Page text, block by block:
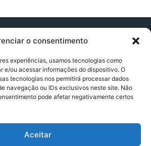
o consentimento
experiências, usamos tecnologias como
e/ou acessar informações do dispositivo. O
tecnologias nos permitirá processar dados
navegação ou IDs exclusivos neste site. Não
pode afetar negativamente certos
Aceitar
contatopapogeek@gmail.com
Política de Privacidade